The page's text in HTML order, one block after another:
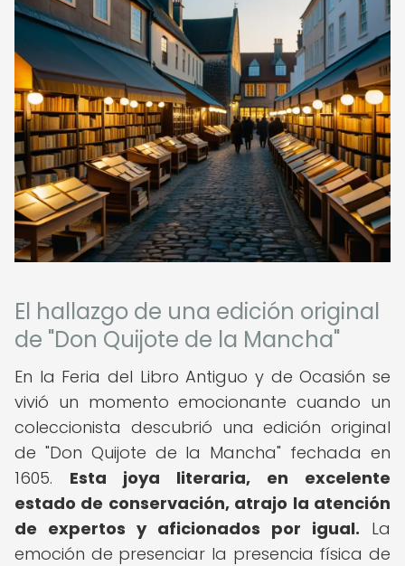
El hallazgo de una edición original
de "Don Quijote de la Mancha"
En la Feria del Libro Antiguo y de Ocasión se
vivió un momento emocionante cuando un
coleccionista descubrió una edición original
de "Don Quijote de la Mancha" fechada en
1605. Esta joya literaria, en excelente
estado de conservación, atrajo la atención
de expertos y aficionados por igual. La
emoción de presenciar la presencia física de